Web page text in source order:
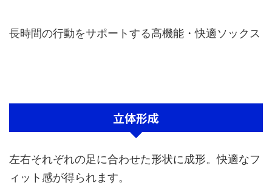
長時間の行動をサポートする高機能・快適ソックス
立体形成
左右それぞれの足に合わせた形状に成形。快適なフ
ィット感が得られます。